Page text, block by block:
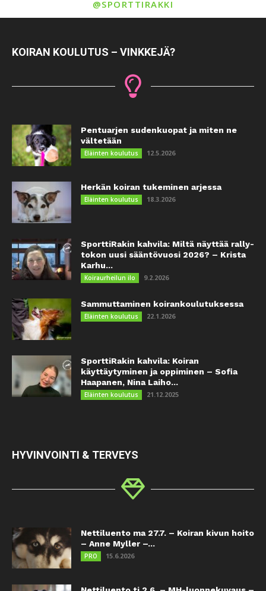
@SPORTTIRAKKI
KOIRAN KOULUTUS – VINKKEJÄ?
Pentuarjen sudenkuopat ja miten ne
vältetään
Eläinten koulutus 12.5.2026
Herkän koiran tukeminen arjessa
Eläinten koulutus 18.3.2026
SporttiRakin kahvila: Miltä näyttää rally-
tokon uusi sääntövuosi 2026? – Krista
Karhu...
Koiraurheilun ilo 9.2.2026
Sammuttaminen koirankoulutuksessa
Eläinten koulutus 22.1.2026
SporttiRakin kahvila: Koiran
käyttäytyminen ja oppiminen – Sofia
Haapanen, Nina Laiho...
Eläinten koulutus 21.12.2025
HYVINVOINTI & TERVEYS
Nettiluento ma 27.7. – Koiran kivun hoito
– Anne Myller –...
PRO 15.6.2026